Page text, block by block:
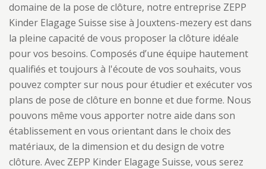
domaine de la pose de clôture, notre entreprise ZEPP
Kinder Elagage Suisse sise à Jouxtens-mezery est dans
la pleine capacité de vous proposer la clôture idéale
pour vos besoins. Composés d’une équipe hautement
qualifiés et toujours à l'écoute de vos souhaits, vous
pouvez compter sur nous pour étudier et exécuter vos
plans de pose de clôture en bonne et due forme. Nous
pouvons même vous apporter notre aide dans son
établissement en vous orientant dans le choix des
matériaux, de la dimension et du design de votre
clôture. Avec ZEPP Kinder Elagage Suisse, vous serez